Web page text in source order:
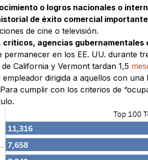
o logros nacionales o
de éxito comercial
de cine o televisión.
críticos, agencias
permanecer en los EE. UU. durante
California y Vermont tardan 1,5
dirigida a aquellos con
cumplir con los criterios de